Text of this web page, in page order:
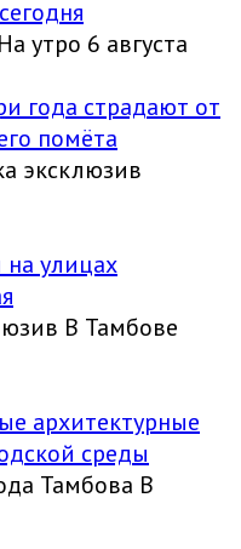
утро 6 августа
года страдают от
помёта
эксклюзив
улицах
В Тамбове
архитектурные
среды
Тамбова В